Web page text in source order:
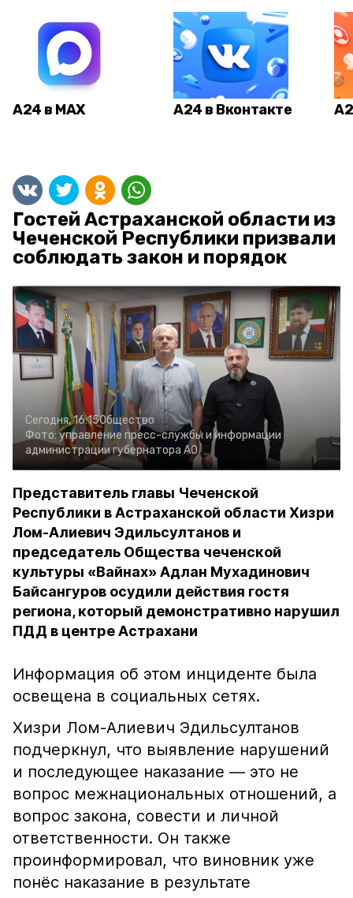
А24 в MAX А24 в Вконтакте
Гостей Астраханской области из
Чеченской Республики призвали
соблюдать закон и порядок
Сегодня, 16:15Общество
Фото: управление пресс-службы и информации
администрации губернатора АО
Представитель главы Чеченской
Республики в Астраханской области Хизри
Лом-Алиевич Эдильсултанов и
председатель Общества чеченской
культуры «Вайнах» Адлан Мухадинович
Байсангуров осудили действия гостя
региона, который демонстративно нарушил
ПДД в центре Астрахани
Информация об этом инциденте была
освещена в социальных сетях.
Хизри Лом-Алиевич Эдильсултанов
подчеркнул, что выявление нарушений
и последующее наказание — это не
вопрос межнациональных отношений, а
вопрос закона, совести и личной
ответственности. Он также
проинформировал, что виновник уже
понёс наказание в результате